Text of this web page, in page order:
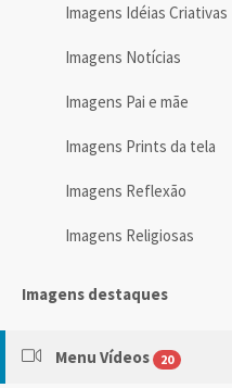
Imagens Idéias Criativas
Imagens Notícias
Imagens Pai e mãe
Imagens Prints da tela
Imagens Reflexão
Imagens Religiosas
Imagens destaques
Menu Vídeos 20